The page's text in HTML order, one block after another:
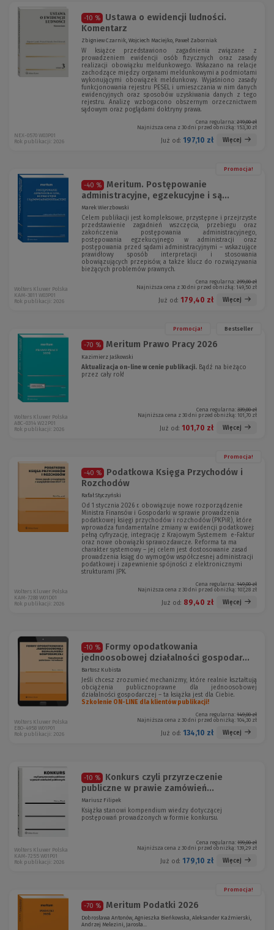
-10 %
Ustawa o ewidencji ludności.
Komentarz
Zbigniew Czarnik, Wojciech Maciejko, Paweł Zaborniak
W książce przedstawiono zagadnienia związane z
prowadzeniem ewidencji osób fizycznych oraz zasady
realizacji obowiązku meldunkowego. Wskazano na relacje
zachodzące między organami meldunkowymi a podmiotami
wykonującymi obowiązek meldunkowy. Wyjaśniono zasady
funkcjonowania rejestru PESEL i umieszczania w nim danych
ewidencyjnych oraz sposobów uzyskiwania danych z tego
rejestru. Analizę wzbogacono obszernym orzecznictwem
sądowym oraz poglądami doktryny prawa.
Cena regularna: 219,00 zł
Najniższa cena z 30 dni przed obniżką: 153,30 zł
Już od: 197,10 zł Więcej
NEX-0570 W03P01
Rok publikacji: 2026
Promocja!
-40 %
Meritum. Postępowanie
administracyjne, egzekucyjne i są...
Marek Wierzbowski
Celem publikacji jest kompleksowe, przystępne i przejrzyste
przedstawienie zagadnień wszczęcia, przebiegu oraz
zakończenia postępowania administracyjnego,
postępowania egzekucyjnego w administracji oraz
postępowania przed sądami administracyjnymi – wskazujące
prawidłowy sposób interpretacji i stosowania
obowiązujących przepisów, a także klucz do rozwiązywania
bieżących problemów prawnych.
Cena regularna: 299,00 zł
Najniższa cena z 30 dni przed obniżką: 149,50 zł
Już od: 179,40 zł Więcej
Wolters Kluwer Polska
KAM-3811 W03P01
Rok publikacji: 2026
Promocja! Bestseller
-70 % Meritum Prawo Pracy 2026
Kazimierz Jaśkowski
Aktualizacja on-line w cenie publikacji. Bądź na bieżąco
przez cały rok!
Cena regularna: 339,00 zł
Najniższa cena z 30 dni przed obniżką: 101,70 zł
Już od: 101,70 zł Więcej
Wolters Kluwer Polska
ABC-0314 W22P01
Rok publikacji: 2026
Promocja!
-40 %
Podatkowa Księga Przychodów i
Rozchodów
Rafał Styczyński
Od 1 stycznia 2026 r. obowiązuje nowe rozporządzenie
Ministra Finansów i Gospodarki w sprawie prowadzenia
podatkowej księgi przychodów i rozchodów (PKPiR), które
wprowadza fundamentalne zmiany w ewidencji podatkowej:
pełną cyfryzację, integrację z Krajowym Systemem e-Faktur
oraz nowe obowiązki sprawozdawcze. Reforma ta ma
charakter systemowy – jej celem jest dostosowanie zasad
prowadzenia ksiąg do wymogów współczesnej administracji
podatkowej i zapewnienie spójności z elektronicznymi
strukturami JPK.
Cena regularna: 149,00 zł
Najniższa cena z 30 dni przed obniżką: 107,28 zł
Już od: 89,40 zł Więcej
Wolters Kluwer Polska
KAM-7288 W01D01
Rok publikacji: 2026
-10 %
Formy opodatkowania
jednoosobowej działalności gospodar...
Bartosz Kubista
Jeśli chcesz zrozumieć mechanizmy, które realnie kształtują
obciążenia publicznoprawne dla jednoosobowej
działalności gospodarczej – ta książka jest dla Ciebie.
Szkolenie ON-LINE dla klientów publikacji!
Cena regularna: 149,00 zł
Najniższa cena z 30 dni przed obniżką: 104,30 zł
Już od: 134,10 zł Więcej
Wolters Kluwer Polska
EBO-4958 W01P01
Rok publikacji: 2026
-10 %
Konkurs czyli przyrzeczenie
publiczne w prawie zamówień...
Mariusz Filipek
Książka stanowi kompendium wiedzy dotyczącej
postępowań prowadzonych w formie konkursu.
Cena regularna: 199,00 zł
Najniższa cena z 30 dni przed obniżką: 139,29 zł
Już od: 179,10 zł Więcej
Wolters Kluwer Polska
KAM-7255 W01P01
Rok publikacji: 2026
Promocja!
-70 % Meritum Podatki 2026
Dobrosława Antonów, Agnieszka Bieńkowska, Aleksander Kaźmierski,
Andrzej Melezini, Jarosła...